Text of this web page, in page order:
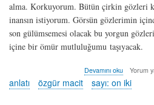
alma. Korkuyorum. Bütün çirkin gözleri
inansın istiyorum. Görsün gözlerimin
son gülümsemesi olacak bu yorgun
içine bir ömür mutluluğumu taşıyacak.
kuzey
yıldızı
Devamını oku Yorum
anlatı özgür macit sayı: on iki